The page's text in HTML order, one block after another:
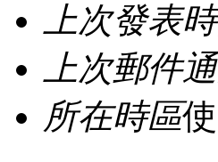
上次發表
上次郵件
所在時區